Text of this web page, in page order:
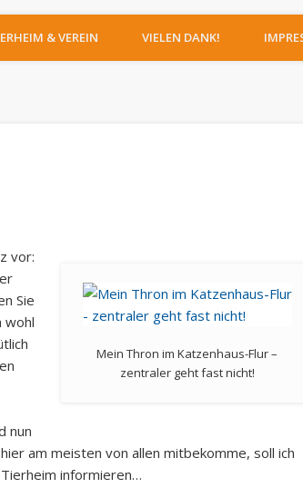
& VEREIN VIELEN DANK!
Mein Thron im Katzenhaus-Flur –
zentraler geht fast nicht!
vor:
Sie
wohl
nun
am meisten von allen mitbekomme, soll ich
informieren…